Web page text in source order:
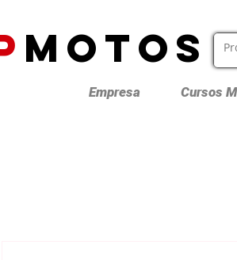
MOTOS
Empresa Cursos